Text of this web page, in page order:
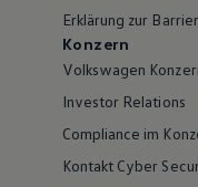
Erklärung zur
Konzern
Volkswagen
Investor Relations
Compliance im
Kontakt Cyber